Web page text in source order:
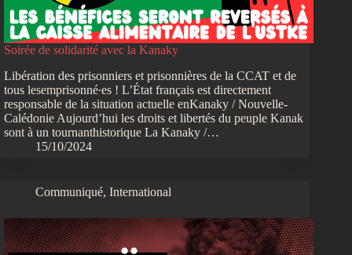
Soirée de solidarité avec la Kanaky
Libération des prisonniers et prisonnières de la CCAT et de
tous lesemprisonné∙es ! L’État français est directement
responsable de la situation actuelle enKanaky / Nouvelle-
Calédonie Aujourd’hui les droits et libertés du peuple Kanak
sont à un tournanthistorique La Kanaky /…
15/10/2024
Communiqué, International